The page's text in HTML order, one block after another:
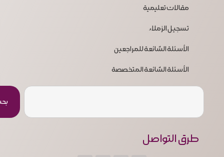
مقالات تعليمية
تسجيل الزملاء
الأسئلة الشائعة للمراجعين
الأسئلة الشائعة المتخصصة
طرق التواصل